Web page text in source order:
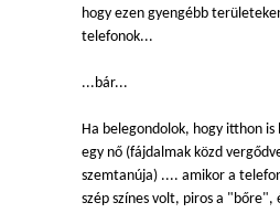
hogy ezen gyengébb
telefonok...
...bár...
Ha belegondolok, hogy itthon
egy nő (fájdalmak közd
szemtanúja) .... amikor a
szép színes volt, piros a "bőre",